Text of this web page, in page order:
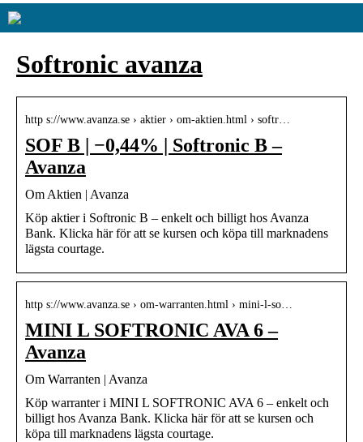
Softronic avanza
http s://www.avanza.se › aktier › om-aktien.html › softr…
SOF B | −0,44% | Softronic B –
Avanza
Om Aktien | Avanza
Köp aktier i Softronic B – enkelt och billigt hos Avanza
Bank. Klicka här för att se kursen och köpa till marknadens
lägsta courtage.
http s://www.avanza.se › om-warranten.html › mini-l-so…
MINI L SOFTRONIC AVA 6 –
Avanza
Om Warranten | Avanza
Köp warranter i MINI L SOFTRONIC AVA 6 – enkelt och
billigt hos Avanza Bank. Klicka här för att se kursen och
köpa till marknadens lägsta courtage.